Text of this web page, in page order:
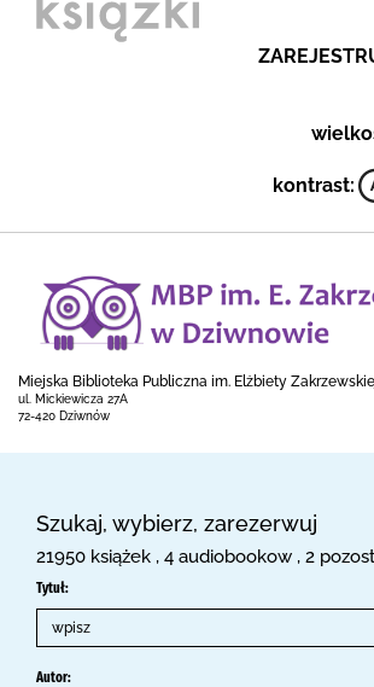
kontrast:
Miejska Biblioteka Publiczna im. Elżbiety
ul. Mickiewicza 27A
72-420 Dziwnów
Szukaj, wybierz, zarezerwuj
21950 książek , 4 audiobookow , 2
Tytuł:
Autor: